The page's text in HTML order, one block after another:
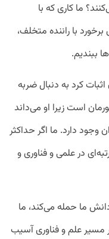
ما کاری که با
با راننده متخلف،
ببندیم.
کرد به دنبال ضربه
است زیرا او می‌داند
وجود دارد. ما اگر حداکثر
در علمی و فناوری و
ما حمله می‌کند، ما
مسیر علم و فناوری آسیب